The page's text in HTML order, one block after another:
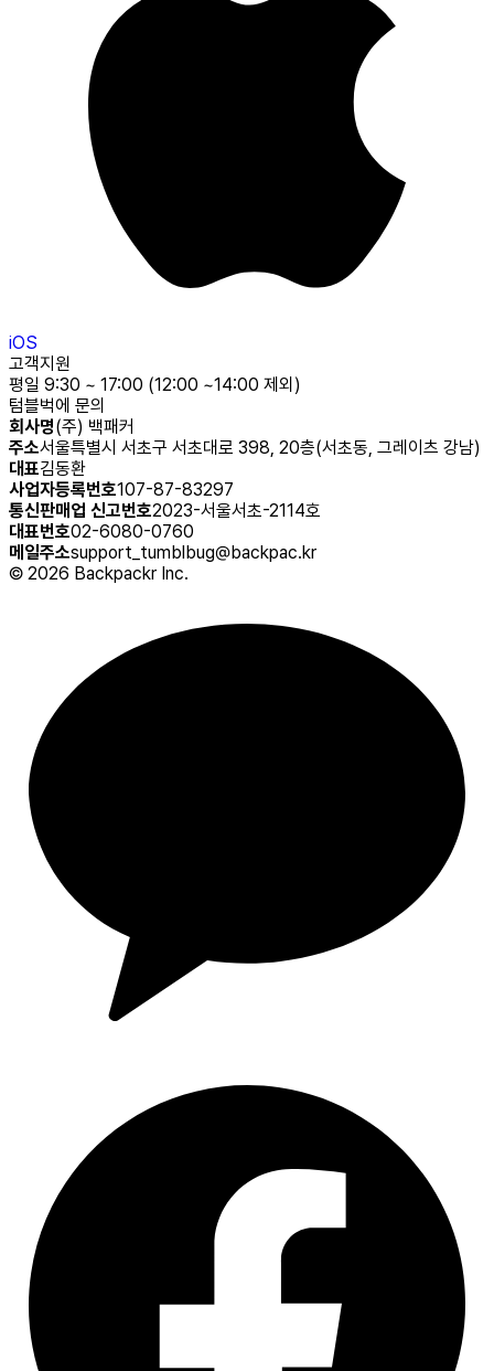
iOS
고객지원
평일 9:30 ~ 17:00 (12:00 ~14:00 제외)
텀블벅에 문의
회사명(주) 백패커
주소서울특별시 서초구 서초대로 398, 20층(서초동, 그레이츠 강남)
대표김동환
사업자등록번호107-87-83297
통신판매업 신고번호2023-서울서초-2114호
대표번호02-6080-0760
메일주소support_tumblbug@backpac.kr
© 2026 Backpackr Inc.